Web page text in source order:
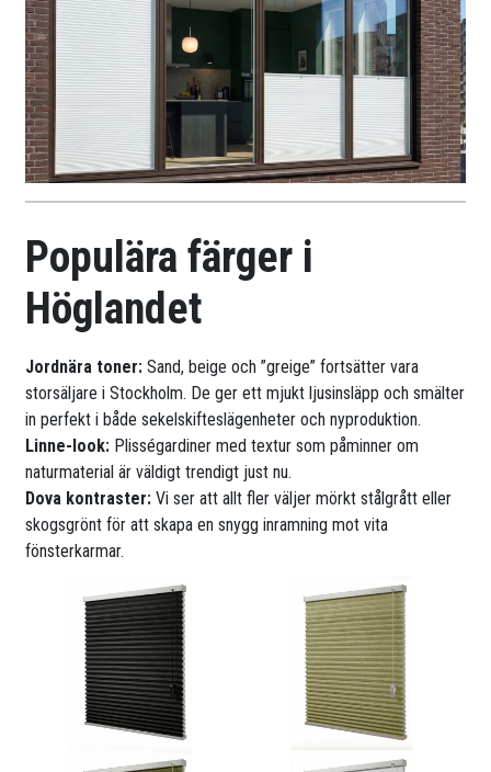
Populära färger i
Höglandet
Jordnära toner: Sand, beige och ”greige” fortsätter vara
storsäljare i Stockholm. De ger ett mjukt ljusinsläpp och smälter
in perfekt i både sekelskifteslägenheter och nyproduktion.
Linne-look: Plisségardiner med textur som påminner om
naturmaterial är väldigt trendigt just nu.
Dova kontraster: Vi ser att allt fler väljer mörkt stålgrått eller
skogsgrönt för att skapa en snygg inramning mot vita
fönsterkarmar.